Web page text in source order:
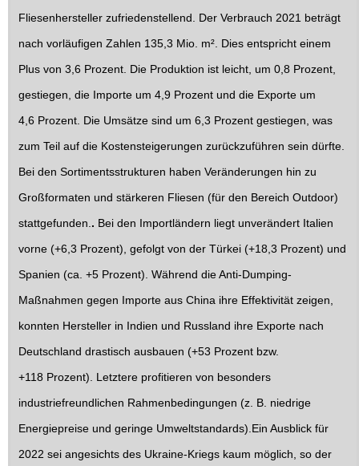
Fliesenhersteller zufriedenstellend. Der Verbrauch 2021 beträgt
nach vorläufigen Zahlen 135,3 Mio. m². Dies entspricht einem
Plus von 3,6 Prozent. Die Produktion ist leicht, um 0,8 Prozent,
gestiegen, die Importe um 4,9 Prozent und die Exporte um
4,6 Prozent. Die Umsätze sind um 6,3 Prozent gestiegen, was
zum Teil auf die Kostensteigerungen zurückzuführen sein dürfte.
Bei den Sortimentsstrukturen haben Veränderungen hin zu
Großformaten und stärkeren Fliesen (für den Bereich Outdoor)
stattgefunden. . Bei den Importländern liegt unverändert Italien
vorne (+6,3 Prozent), gefolgt von der Türkei (+18,3 Prozent) und
Spanien (ca. +5 Prozent). Während die Anti-Dumping-
Maßnahmen gegen Importe aus China ihre Effektivität zeigen,
konnten Hersteller in Indien und Russland ihre Exporte nach
Deutschland drastisch ausbauen (+53 Prozent bzw.
+118 Prozent). Letztere profitieren von besonders
industriefreundlichen Rahmenbedingungen (z. B. niedrige
Energiepreise und geringe Umweltstandards).Ein Ausblick für
2022 sei angesichts des Ukraine-Kriegs kaum möglich, so der